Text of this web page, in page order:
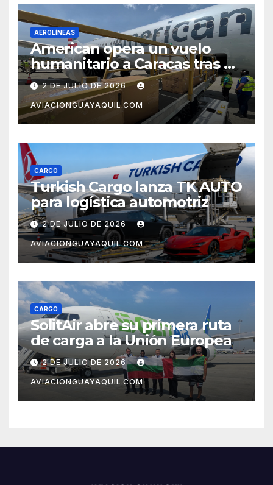
AEROLÍNEAS
American opera un vuelo
humanitario a Caracas tras el
terremoto en Venezuela
2 DE JULIO DE 2026
AVIACIONGUAYAQUIL.COM
CARGO
Turkish Cargo lanza TK AUTO
para logística automotriz
2 DE JULIO DE 2026
AVIACIONGUAYAQUIL.COM
CARGO
SolitAir abre su primera ruta
de carga a la Unión Europea
2 DE JULIO DE 2026
AVIACIONGUAYAQUIL.COM